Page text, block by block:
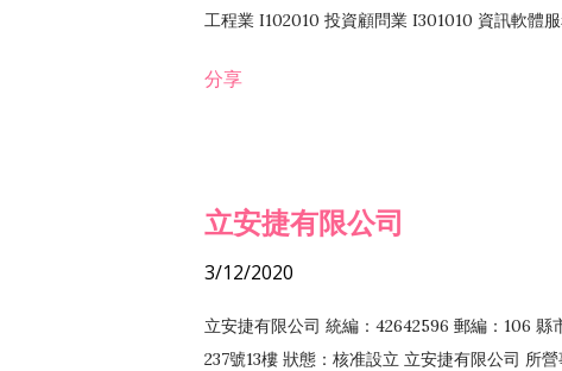
工程業 I102010 投資顧問業 I301010 資訊軟體
務 F102030 菸酒批發業 F203020 菸酒零售業
分享
立安捷有限公司
3/12/2020
立安捷有限公司 統編：42642596 郵編：106
237號13樓 狀態：核准設立 立安捷有限公司 所